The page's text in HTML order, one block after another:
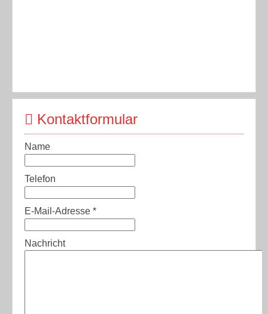
Kontaktformular
Name
Telefon
E-Mail-Adresse *
Nachricht